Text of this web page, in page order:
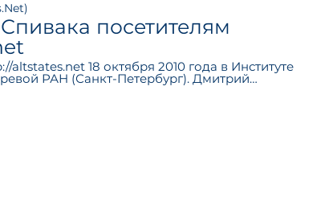
посетителям
18 октября 2010 года в Институте
РАН (Санкт-Петербург). Дмитрий
научный сотрудник ИМЧ РАН, доктор